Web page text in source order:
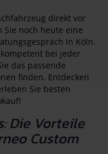
direkt vor
noch heute eine
in Köln.
bei jeder
das passende
finden. Entdecken
Sie besten
Die Vorteile
Custom